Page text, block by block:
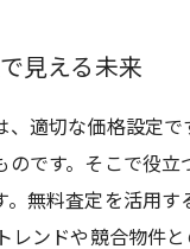
見える未来
適切な価格設定
です。そこで役
無料査定を活用
レンドや競合物件